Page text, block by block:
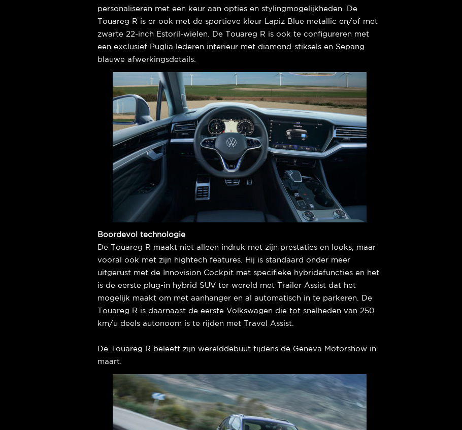
personaliseren met een keur aan opties en stylingmogelijkheden. De
Touareg R is er ook met de sportieve kleur Lapiz Blue metallic en/of met
zwarte 22-inch Estoril-wielen. De Touareg R is ook te configureren met
een exclusief Puglia lederen interieur met diamond-stiksels en Sepang
blauwe afwerkingsdetails.
Boordevol technologie
De Touareg R maakt niet alleen indruk met zijn prestaties en looks, maar
vooral ook met zijn hightech features. Hij is standaard onder meer
uitgerust met de Innovision Cockpit met specifieke hybridefuncties en het
is de eerste plug-in hybrid SUV ter wereld met Trailer Assist dat het
mogelijk maakt om met aanhanger en al automatisch in te parkeren. De
Touareg R is daarnaast de eerste Volkswagen die tot snelheden van 250
km/u deels autonoom is te rijden met Travel Assist.
De Touareg R beleeft zijn werelddebuut tijdens de Geneva Motorshow in
maart.